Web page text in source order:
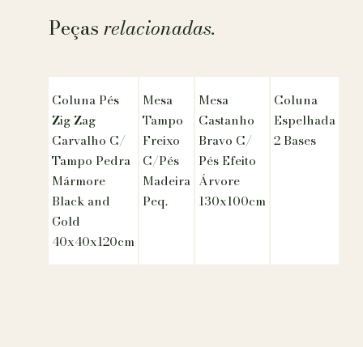
Peçasrelacionadas.
Coluna Pés
Zig Zag
Carvalho C/
Tampo Pedra
Mármore
Black and
Gold
40x40x120cm
Mesa
Tampo
Freixo
C/Pés
Madeira
Peq.
Mesa
Castanho
Bravo C/
Pés Efeito
Árvore
130x100cm
Coluna
Espelhada
2 Bases